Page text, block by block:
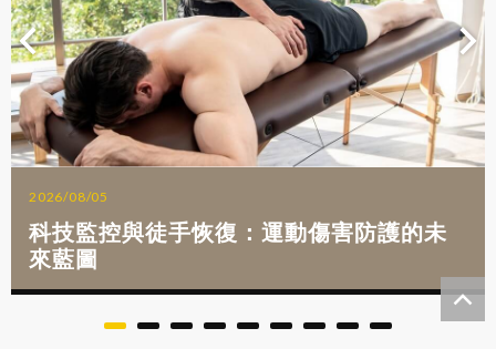
2026/08/05
科技監控與徒手恢復：運動傷害防護的未
來藍圖